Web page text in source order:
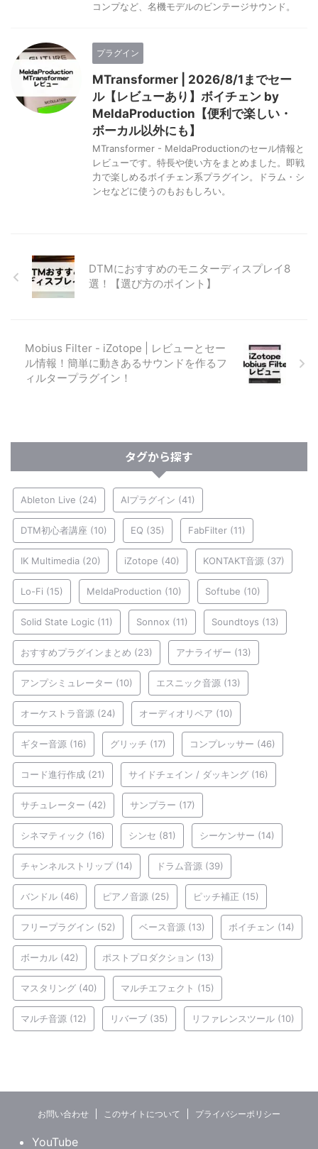
コンプなど、名機モデルのビンテージサウンド。
プラグイン
MTransformer | 2026/8/1までセー
ル【レビューあり】ボイチェン by
MeldaProduction【便利で楽しい・
ボーカル以外にも】
MTransformer - MeldaProductionのセール情報と
レビューです。特長や使い方をまとめました。即戦
力で楽しめるボイチェン系プラグイン。ドラム・シ
ンセなどに使うのもおもしろい。
DTMにおすすめのモニターディスプレイ8
選！【選び方のポイント】
Mobius Filter - iZotope | レビューとセー
ル情報！簡単に動きあるサウンドを作るフ
ィルタープラグイン！
タグから探す
Ableton Live (24) AIプラグイン (41)
DTM初心者講座 (10) EQ (35) FabFilter (11)
IK Multimedia (20) iZotope (40) KONTAKT音源 (37)
Lo-Fi (15) MeldaProduction (10) Softube (10)
Solid State Logic (11) Sonnox (11) Soundtoys (13)
おすすめプラグインまとめ (23) アナライザー (13)
アンプシミュレーター (10) エスニック音源 (13)
オーケストラ音源 (24) オーディオリペア (10)
ギター音源 (16) グリッチ (17) コンプレッサー (46)
コード進行作成 (21) サイドチェイン / ダッキング (16)
サチュレーター (42) サンプラー (17)
シネマティック (16) シンセ (81) シーケンサー (14)
チャンネルストリップ(14) ドラム音源 (39)
バンドル (46) ピアノ音源 (25) ピッチ補正 (15)
フリープラグイン (52) ベース音源 (13) ボイチェン (14)
ボーカル (42) ポストプロダクション (13)
マスタリング (40) マルチエフェクト (15)
マルチ音源 (12) リバーブ (35) リファレンスツール (10)
お問い合わせ このサイトについて プライバシーポリシー
YouTube